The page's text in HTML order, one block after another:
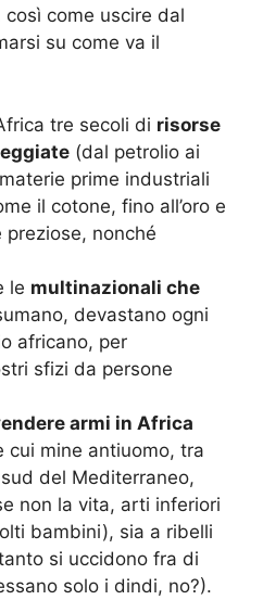
come uscire dal
su come va il
tre secoli di risorse
(dal petrolio ai
prime industriali
il cotone, fino all’oro e
nonché
le multinazionali che
devastano ogni
africano, per
sfizi da persone
armi in Africa
cui mine antiuomo, tra
sud del Mediterraneo,
non la vita, arti inferiori
bambini), sia a ribelli
si uccidono fra di
solo i dindi, no?).